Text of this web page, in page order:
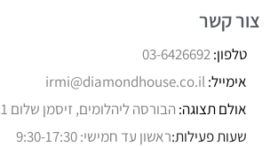
צור קשר
טלפון:03-6426692
אימייל:irmi@diamondhouse.co.il
אולם תצוגה: הבורסה ליהלומים, זיסמן שלום 1, רמת גן
שעות פעילות:ראשון עד חמישי: 9:30-17:30